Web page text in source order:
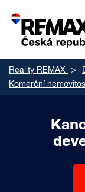
Reality REMAX
Komerční